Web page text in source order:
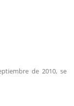
de 2010, se